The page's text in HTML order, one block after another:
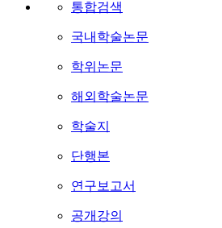
통합검색
국내학술논문
학위논문
해외학술논문
학술지
단행본
연구보고서
공개강의